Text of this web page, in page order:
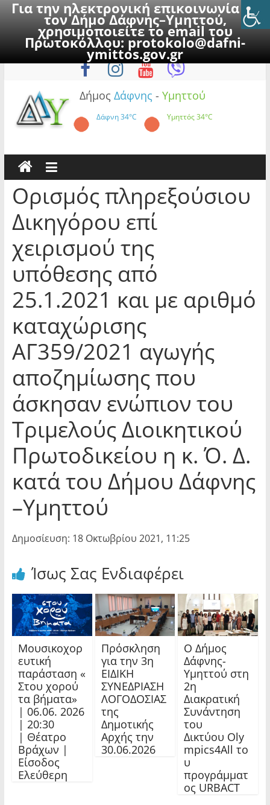
Για την ηλεκτρονική επικοινωνία με
τον Δήμο Δάφνης–Υμηττού,
χρησιμοποιείτε το email του
Πρωτοκόλλου:protokolo@dafni-
ymittos.gov.gr
to
Πέμπτη, 6 Αυγούστου 2026
Δήμος Δάφνης - Υμηττού
Δάφνη34°C Υμηττός34°C
Ορισμός πληρεξούσιου
Δικηγόρου επί
χειρισμού της
υπόθεσης από
25.1.2021 και με αριθμό
καταχώρισης
ΑΓ359/2021 αγωγής
αποζημίωσης που
άσκησαν ενώπιον του
Τριμελούς Διοικητικού
Πρωτοδικείου η κ. Ό. Δ.
κατά του Δήμου Δάφνης
–Υμηττού
Δημοσίευση: 18 Οκτωβρίου 2021, 11:25
Ίσως Σας Ενδιαφέρει
Μουσικοχορ
ευτική
παράσταση «
Στου χορού
τα βήματα»
| 06.06. 2026
| 20:30
| Θέατρο
Βράχων |
Είσοδος
Ελεύθερη
Πρόσκληση
για την 3η
ΕΙΔΙΚΗ
ΣΥΝΕΔΡΙΑΣΗ
ΛΟΓΟΔΟΣΙΑΣ
της
Δημοτικής
Αρχής την
30.06.2026
Ο Δήμος
Δάφνης-
Υμηττού στη
2η
Διακρατική
Συνάντηση
του
Δικτύου Oly
mpics4All το
υ
προγράμματ
ος URBACT